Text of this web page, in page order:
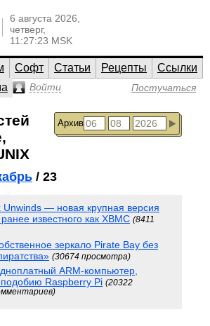
6 августа 2026,
четверг,
11:27:23 MSK
Софт Статьи Рецепты
Ссылки
Войти Постучаться
Архив
/ 23
Unwinds — новая крупная версия
известного как XBMC (8411
зеркало Pirate Bay без
(30674 просмотра)
ARM-компьютер,
Raspberry Pi (20322